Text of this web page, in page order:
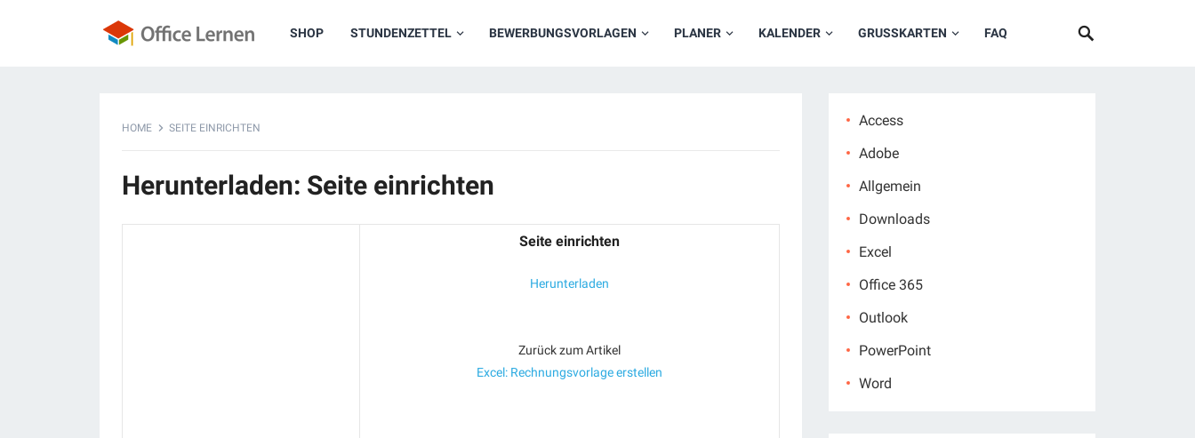
SHOP STUNDENZETTEL BEWERBUNGSVORLAGEN PLANER KALENDER GRUSSKARTEN FAQ
HOME SEITE EINRICHTEN
Herunterladen: Seite einrichten
Seite einrichten
Herunterladen
Zurück zum Artikel
Excel: Rechnungsvorlage erstellen
Access
Adobe
Allgemein
Downloads
Excel
Office 365
Outlook
PowerPoint
Word